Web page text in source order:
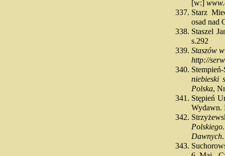
[w:]
Starz
osad nad
Staszel
s.292
Staszów
http://
niebieski
Polska,
Stępień
Wydawn.
Dawnych